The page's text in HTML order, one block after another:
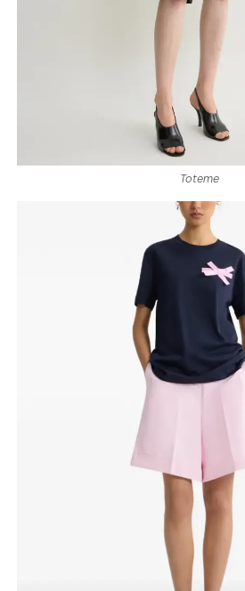
Toteme